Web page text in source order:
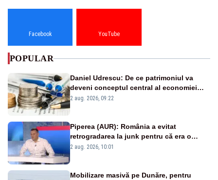
Facebook YouTube
POPULAR
Daniel Udrescu: De ce patrimoniul va
deveni conceptul central al economiei
viitoare?
2 aug. 2026, 09:22
Piperea (AUR): România a evitat
retrogradarea la junk pentru că era o
catastrofă pentru bănci și fondurile de
2 aug. 2026, 10:01
Mobilizare masivă pe Dunăre, pentru